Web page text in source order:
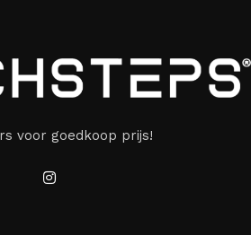
voor goedkoop prijs!